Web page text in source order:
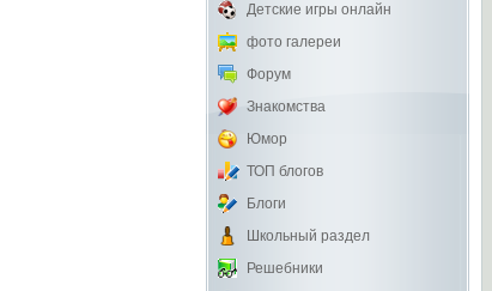
Детские игры онлайн
фото галереи
Форум
Знакомства
Юмор
ТОП блогов
Блоги
Школьный раздел
Решебники